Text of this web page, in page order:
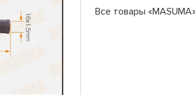
Все товары